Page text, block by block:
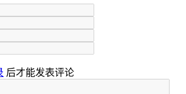
后才能发表评论